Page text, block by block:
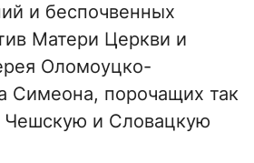
и беспочвенных
Матери Церкви и
Оломоуцко-
Симеона, порочащих так
Чешскую и Словацкую